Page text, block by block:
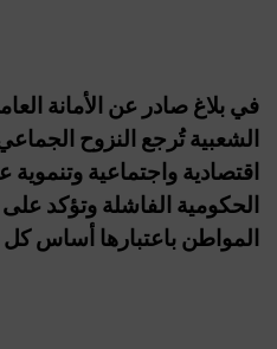
في بلاغ صادر عن الأمانة
الشعبية تُرجع النزوح
اقتصادية واجتماعية
الحكومية الفاشلة وتؤكد
المواطن باعتبارها أساس